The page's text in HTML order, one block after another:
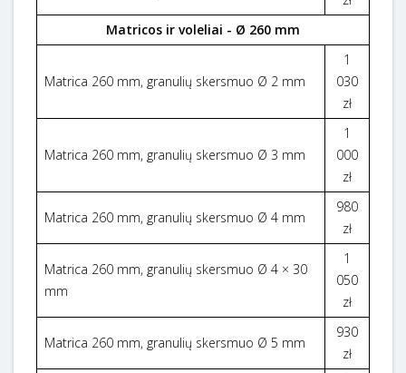
Matricos ir voleliai - Ø 260 mm
Matrica 260 mm, granulių skersmuo Ø 2 mm
1
030
zł
Matrica 260 mm, granulių skersmuo Ø 3 mm
1
000
zł
Matrica 260 mm, granulių skersmuo Ø 4 mm
980
zł
Matrica 260 mm, granulių skersmuo Ø 4 × 30
mm
1
050
zł
Matrica 260 mm, granulių skersmuo Ø 5 mm
930
zł